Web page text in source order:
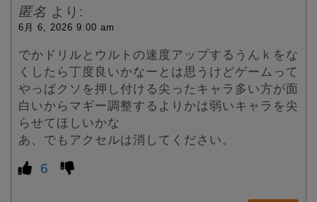
匿名 より:
6月 6, 2026 9:00 am
でかドリルとウルトの速度アップするうんｋをな
くしたら丁度良いかなーとは思うけどゲームって
やっぱクソを押し付ける尖ったキャラ多い方が面
白いからマギー調整するよりかは弱いキャラを尖
らせてほしいかな
あ、でもアクセルは消してください。
6